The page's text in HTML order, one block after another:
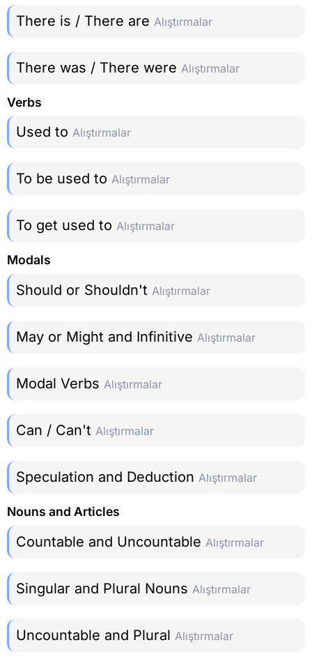
There is / There are Alıştırmalar
There was / There were Alıştırmalar
Verbs
Used to Alıştırmalar
To be used to Alıştırmalar
To get used to Alıştırmalar
Modals
Should or Shouldn't Alıştırmalar
May or Might and Infinitive Alıştırmalar
Modal Verbs Alıştırmalar
Can / Can't Alıştırmalar
Speculation and Deduction Alıştırmalar
Nouns and Articles
Countable and Uncountable Alıştırmalar
Singular and Plural Nouns Alıştırmalar
Uncountable and Plural Alıştırmalar